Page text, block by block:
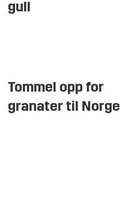
gull
Tommel opp for
granater til Norge